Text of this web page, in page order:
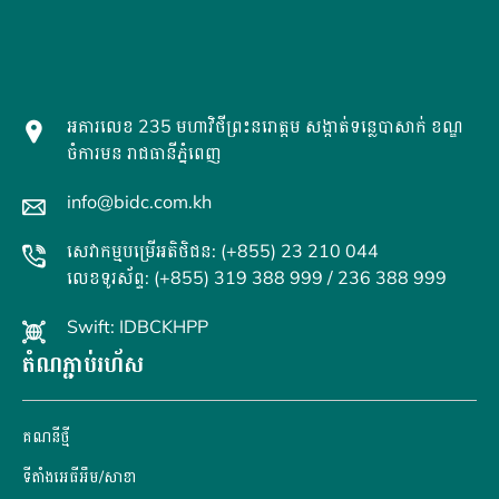
អគារលេខ 235 មហាវិថីព្រះនរោត្តម សង្កាត់ទន្លេបាសាក់ ខណ្ឌ
ចំការមន រាជធានីភ្នំពេញ
info@bidc.com.kh
សេវាកម្មបម្រើអតិថិជន: (+855) 23 210 044
លេខទូរស័ព្ទ: (+855) 319 388 999 / 236 388 999
Swift: IDBCKHPP
តំណភ្ជាប់រហ័ស
គណនី​ថ្មី
ទីតាំងអេធីអឹម/សាខា